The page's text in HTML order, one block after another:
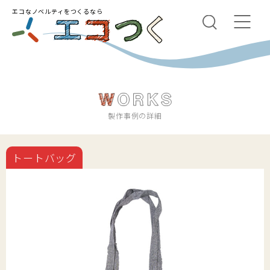
エコなノベルティをつくるなら
製作事例の詳細
トートバッグ